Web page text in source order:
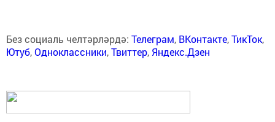
Без социаль челтәрләрдә: Телеграм, ВКонтакте,ТикТок,
Ютуб,Одноклассники,Твиттер, Яндекс.Дзен